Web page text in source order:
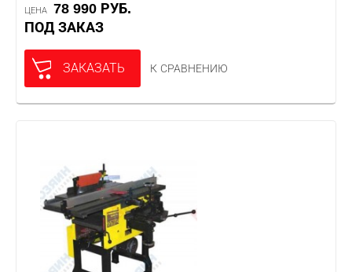
ЦЕНА
78 990 РУБ.
ПОД ЗАКАЗ
ЗАКАЗАТЬ К СРАВНЕНИЮ